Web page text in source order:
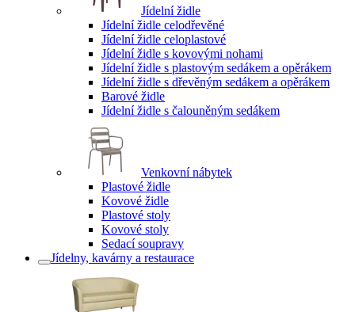
Jídelní židle
Jídelní židle celodřevěné
Jídelní židle celoplastové
Jídelní židle s kovovými nohami
Jídelní židle s plastovým sedákem a opěrákem
Jídelní židle s dřevěným sedákem a opěrákem
Barové židle
Jídelní židle s čalouněným sedákem
Venkovní nábytek
Plastové židle
Kovové židle
Plastové stoly
Kovové stoly
Sedací soupravy
Jídelny, kavárny a restaurace